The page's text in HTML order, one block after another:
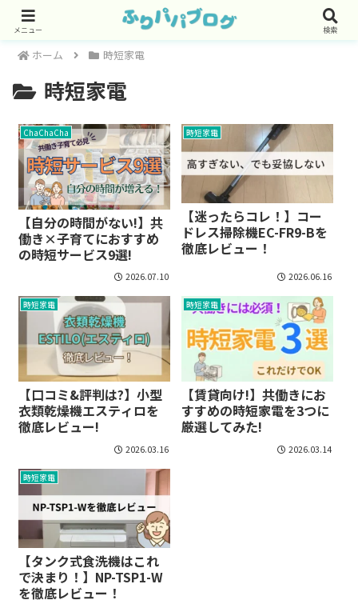
ホーム 時短家電
時短家電
ChaChaCha
【自分の時間がない!】共
働き×子育てにおすすめ
の時短サービス9選!
2026.07.10
時短家電
【迷ったらコレ！】コー
ドレス掃除機EC-FR9-Bを
徹底レビュー！
2026.06.16
時短家電
【口コミ&評判は?】小型
衣類乾燥機エスティロを
徹底レビュー!
2026.03.16
時短家電
【賃貸向け!】共働きにお
すすめの時短家電を3つに
厳選してみた!
2026.03.14
時短家電
【タンク式食洗機はこれ
で決まり！】NP-TSP1-W
を徹底レビュー！
メニュー 検索